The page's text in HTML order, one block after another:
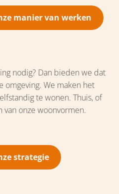
manier van werken
nodig? Dan bieden we dat
omgeving. We maken het
te wonen. Thuis, of
van onze woonvormen.
strategie